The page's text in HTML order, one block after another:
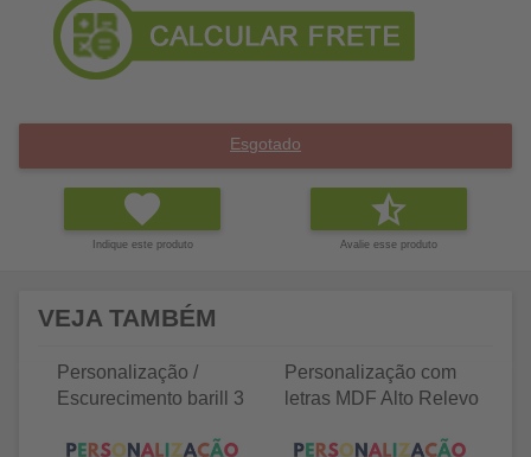
Esgotado
Indique este produto Avalie esse produto
VEJA TAMBÉM
Personalização /
Escurecimento barill 3
Personalização com
letras MDF Alto Relevo